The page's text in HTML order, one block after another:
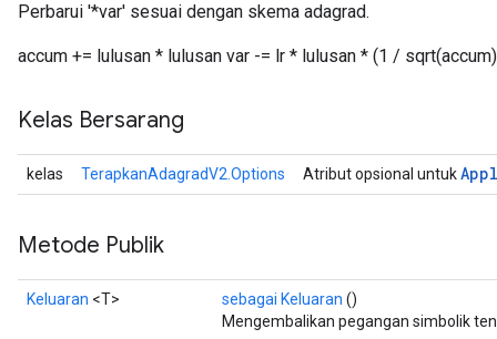
Perbarui '*var' sesuai dengan skema adagrad.
accum += lulusan * lulusan var -= lr * lulusan * (1 /
Kelas Bersarang
kelas TerapkanAdagradV2.Options Atribut opsional untuk
Metode Publik
Keluaran <T> sebagai Keluaran ()
Mengembalikan pegangan simbolik